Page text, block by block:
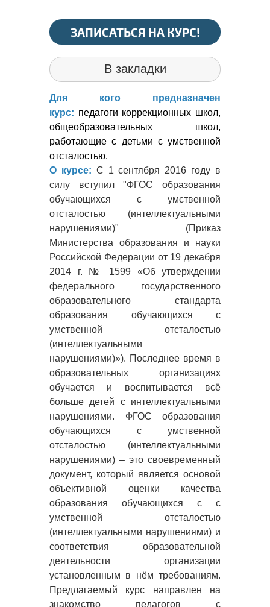
ЗАПИСАТЬСЯ НА КУРС!
В закладки
Для кого предназначен
курс: педагоги коррекционных школ,
общеобразовательных школ,
работающие с детьми с умственной
отсталостью.
О курсе: С 1 сентября 2016 году в
силу вступил "ФГОС образования
обучающихся с умственной
отсталостью (интеллектуальными
нарушениями)" (Приказ
Министерства образования и науки
Российской Федерации от 19 декабря
2014 г. № 1599 «Об утверждении
федерального государственного
образовательного стандарта
образования обучающихся с
умственной отсталостью
(интеллектуальными
нарушениями)»). Последнее время в
образовательных организациях
обучается и воспитывается всё
больше детей с интеллектуальными
нарушениями. ФГОС образования
обучающихся с умственной
отсталостью (интеллектуальными
нарушениями) – это своевременный
документ, который является основой
объективной оценки качества
образования обучающихся с с
умственной отсталостью
(интеллектуальными нарушениями) и
соответствия образовательной
деятельности организации
установленным в нём требованиям.
Предлагаемый курс направлен на
знакомство педагогов с